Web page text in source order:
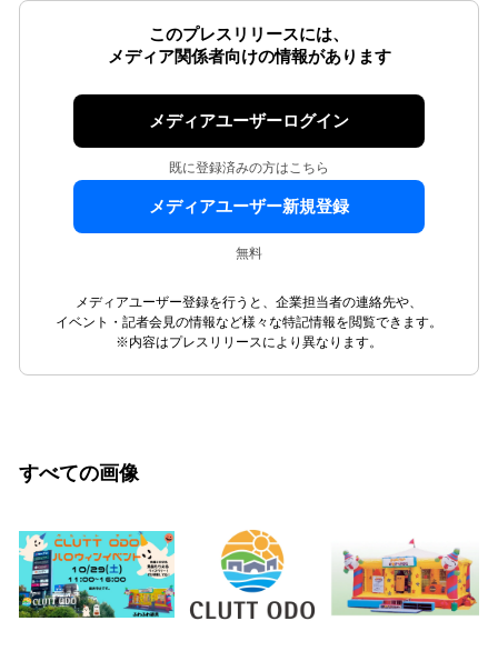
このプレスリリースには、
メディア関係者向けの情報があります
メディアユーザーログイン
既に登録済みの方はこちら
メディアユーザー新規登録
無料
メディアユーザー登録を行うと、企業担当者の連絡先や、
イベント・記者会見の情報など様々な特記情報を閲覧できます。
※内容はプレスリリースにより異なります。
すべての画像